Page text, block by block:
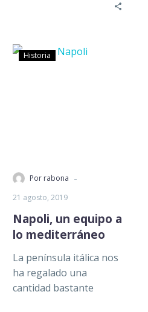
goles…
Historia
Por rabona -
21 agosto, 2019
Napoli, un equipo a
lo mediterráneo
La península itálica nos
ha regalado una
cantidad bastante